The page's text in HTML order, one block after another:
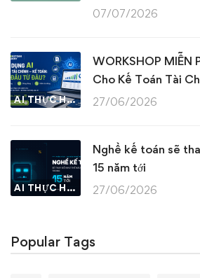
07/07/2026
AI THỰC HÀNH
WORKSHOP MIỄN
Cho Kế Toán Tài
27/06/2026
AI THỰC HÀNH
Nghề kế toán sẽ
15 năm tới
27/06/2026
Popular Tags